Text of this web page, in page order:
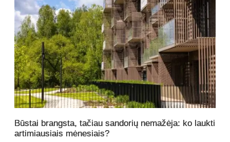
Būstai brangsta, tačiau sandorių nemažėja: ko laukti
artimiausiais mėnesiais?